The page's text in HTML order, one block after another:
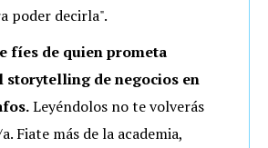
poder decirla".
fíes de quien prometa
storytelling de negocios en
Leyéndolos no te volverás
Fiate más de la academia,